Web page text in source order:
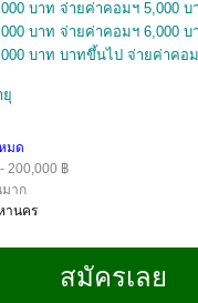
บาท จ่ายค่าคอมฯ 5,000 บ
บาท จ่ายค่าคอมฯ 6,000 บ
บาท บาทขึ้นไป จ่ายค่าคอ
ยุ
มด
200,000 ฿
มาก
านคร